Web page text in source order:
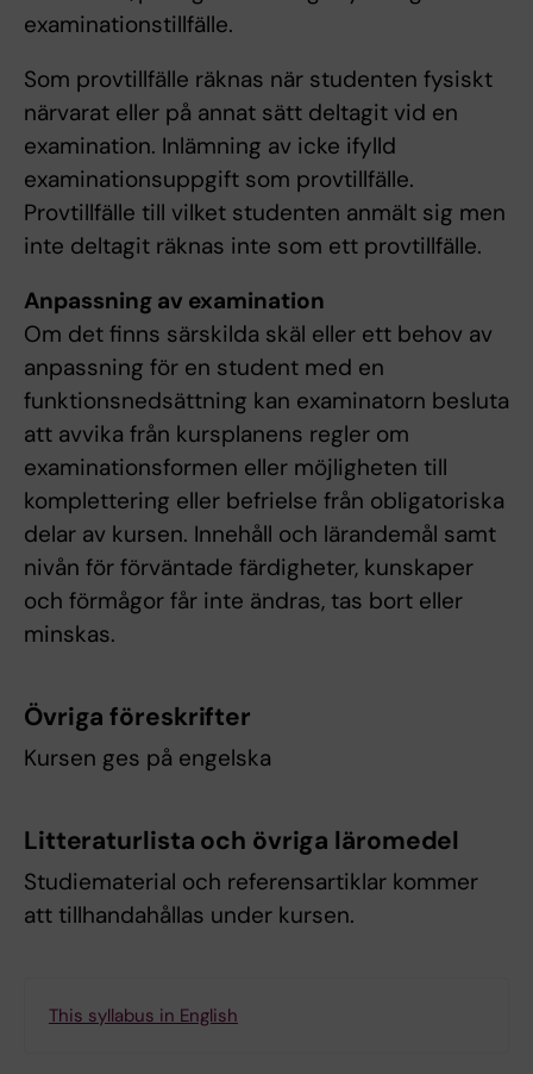
examinationstillfälle.
Som provtillfälle räknas när studenten fysiskt
närvarat eller på annat sätt deltagit vid en
examination. Inlämning av icke ifylld
examinationsuppgift som provtillfälle.
Provtillfälle till vilket studenten anmält sig men
inte deltagit räknas inte som ett provtillfälle.
Anpassning av examination
Om det finns särskilda skäl eller ett behov av
anpassning för en student med en
funktionsnedsättning kan examinatorn besluta
att avvika från kursplanens regler om
examinationsformen eller möjligheten till
komplettering eller befrielse från obligatoriska
delar av kursen. Innehåll och lärandemål samt
nivån för förväntade färdigheter, kunskaper
och förmågor får inte ändras, tas bort eller
minskas.
Övriga föreskrifter
Kursen ges på engelska
Litteraturlista och övriga läromedel
Studiematerial och referensartiklar kommer
att tillhandahållas under kursen.
This syllabus in English